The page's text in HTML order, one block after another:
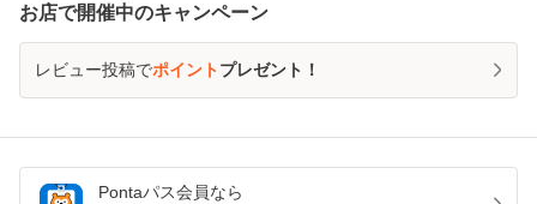
お店で開催中のキャンペーン
レビュー投稿でポイントプレゼント！
Pontaパス会員なら